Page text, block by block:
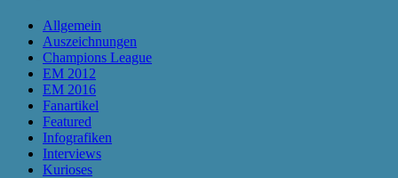
Allgemein
Auszeichnungen
Champions League
EM 2012
EM 2016
Fanartikel
Featured
Infografiken
Interviews
Kurioses